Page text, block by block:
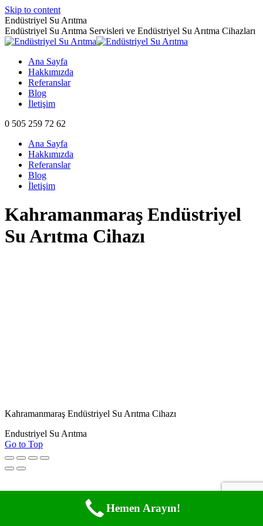
Skip to content
Endüstriyel Su Arıtma
Endüstriyel Su Arıtma Servisleri ve Endüstriyel Su Arıtma Cihazları
Ana Sayfa
Hakkımızda
Referanslar
Blog
İletişim
0 505 259 72 62
Ana Sayfa
Hakkımızda
Referanslar
Blog
İletişim
Kahramanmaraş Endüstriyel
Su Arıtma Cihazı
Kahramanmaraş Endüstriyel Su Arıtma Cihazı
Endustriyel Su Arıtma
Go to Top
Hemen Arayın!